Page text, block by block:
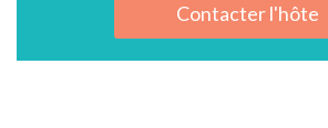
Contacter l'hôte